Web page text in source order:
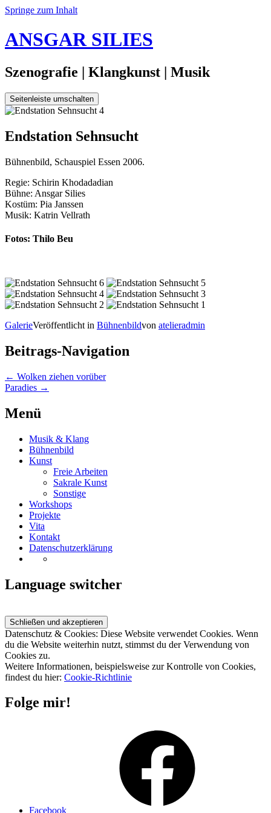
Springe zum Inhalt
ANSGAR SILIES
Szenografie | Klangkunst | Musik
Seitenleiste umschalten
22.
September
Januar
2020
Endstation Sehnsucht
Bühnenbild, Schauspiel Essen 2006.
Regie: Schirin Khodadadian
Bühne: Ansgar Silies
Kostüm: Pia Janssen
Musik: Katrin Vellrath
Fotos: Thilo Beu
GalerieVeröffentlicht in Bühnenbildvon atelieradmin
Beitrags-Navigation
← Wolken ziehen vorüber
Paradies →
Menü
Musik & Klang
Bühnenbild
Kunst
Freie Arbeiten
Sakrale Kunst
Sonstige
Workshops
Projekte
Vita
Kontakt
Datenschutzerklärung
Language switcher
Datenschutz & Cookies: Diese Website verwendet Cookies. Wenn
du die Website weiterhin nutzt, stimmst du der Verwendung von
Cookies zu.
Weitere Informationen, beispielsweise zur Kontrolle von Cookies,
findest du hier: Cookie-Richtlinie
Folge mir!
Facebook